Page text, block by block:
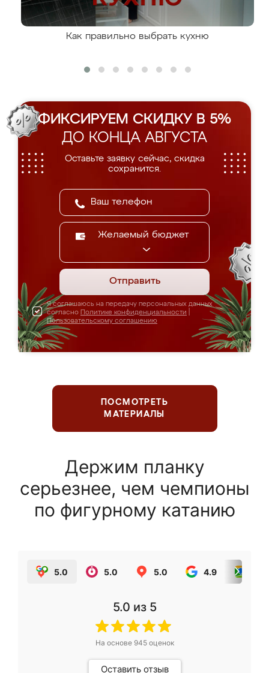
Как правильно выбрать кухню
ФИКСИРУЕМ СКИДКУ В 5%
ДО КОНЦА АВГУСТА
Оставьте заявку сейчас, скидка
сохранится.
Желаемый бюджет
Отправить
Я соглашаюсь на передачу персональных данных
согласно Политике конфиденциальности
Пользовательскому соглашению
ПОСМОТРЕТЬ
МАТЕРИАЛЫ
Держим планку
серьезнее, чем чемпионы
по фигурному катанию
5.0 5.0 5.0 4.9
5.0 из 5
На основе 945оценок
Оставить отзыв